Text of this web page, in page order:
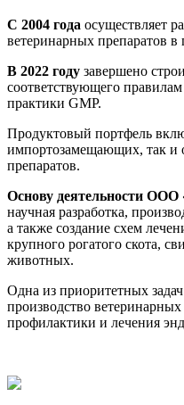
С 2004 года осуществляет
ветеринарных препаратов в
В 2022 году завершено
соответствующего
практики GMP.
Продуктовый портфель
импортозамещающих, так и
препаратов.
Основу деятельности ООО
научная разработка,
а также создание схем
крупного рогатого скота,
животных.
Одна из приоритетных
производство
профилактики и лечения